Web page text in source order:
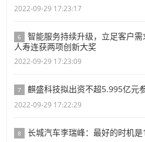
2022-09-29 17:23:17
6
智能服务持续升级，立足客户
人寿连获两项创新大奖
2022-09-29 17:23:09
7 麒盛科技拟出资不超5.995亿元
2022-09-29 17:22:29
8 长城汽车李瑞峰：最好的时机